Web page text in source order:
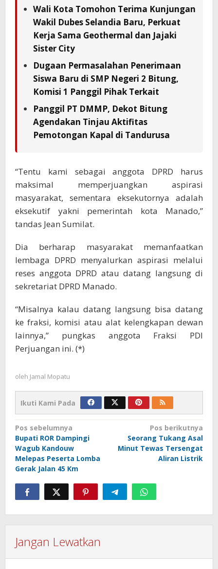
Wali Kota Tomohon Terima Kunjungan
Wakil Dubes Selandia Baru, Perkuat
Kerja Sama Geothermal dan Jajaki
Sister City
Dugaan Permasalahan Penerimaan
Siswa Baru di SMP Negeri 2 Bitung,
Komisi 1 Panggil Pihak Terkait
Panggil PT DMMP, Dekot Bitung
Agendakan Tinjau Aktifitas
Pemotongan Kapal di Tandurusa
“Tentu kami sebagai anggota DPRD harus
maksimal memperjuangkan aspirasi
masyarakat, sementara eksekutornya adalah
eksekutif yakni pemerintah kota Manado,”
tandas Jean Sumilat.
Dia berharap masyarakat memanfaatkan
lembaga DPRD menyalurkan aspirasi melalui
reses anggota DPRD atau datang langsung di
sekretariat DPRD Manado.
“Misalnya kalau datang langsung bisa datang
ke fraksi, komisi atau alat kelengkapan dewan
lainnya,” pungkas anggota Fraksi PDI
Perjuangan ini. (*)
oleh Jamal Mopatu
Ikuti Kami Pada
Navigasi
pos
Pos sebelumnya
Bupati ROR Dampingi
Wagub Kandouw
Melepas Peserta Lomba
Gerak Jalan 45 Km
Pos berikutnya
Seorang Tukang Asal
Minut Tewas Tersengat
Aliran Listrik
Jangan Lewatkan